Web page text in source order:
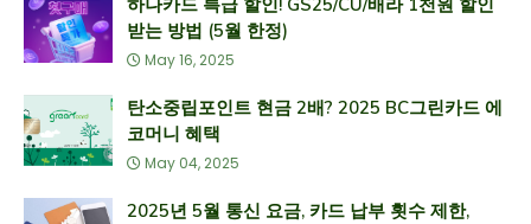
하나카드 특급 할인! GS25/CU/배라 1천원 할인
받는 방법 (5월 한정)
May 16, 2025
탄소중립포인트 현금 2배? 2025 BC그린카드 에
코머니 혜택
May 04, 2025
2025년 5월 통신 요금, 카드 납부 횟수 제한,